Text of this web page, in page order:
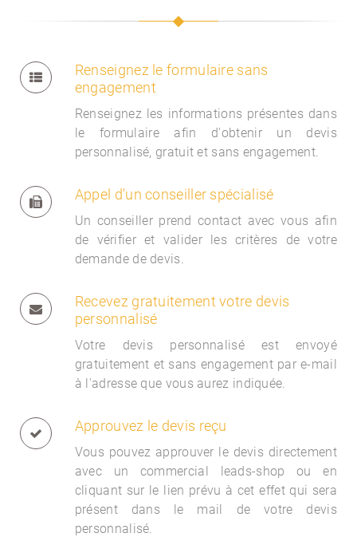
Renseignez le formulaire sans
engagement
Renseignez les informations présentes dans
le formulaire afin d'obtenir un devis
personnalisé, gratuit et sans engagement.
Appel d'un conseiller spécialisé
Un conseiller prend contact avec vous afin
de vérifier et valider les critères de votre
demande de devis.
Recevez gratuitement votre devis
personnalisé
Votre devis personnalisé est envoyé
gratuitement et sans engagement par e-mail
à l'adresse que vous aurez indiquée.
Approuvez le devis reçu
Vous pouvez approuver le devis directement
avec un commercial leads-shop ou en
cliquant sur le lien prévu à cet effet qui sera
présent dans le mail de votre devis
personnalisé.